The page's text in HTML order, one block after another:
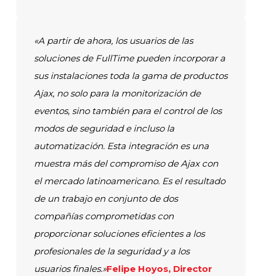
«A partir de ahora, los usuarios de las
soluciones de FullTime pueden incorporar a
sus instalaciones toda la gama de productos
Ajax, no solo para la monitorización de
eventos, sino también para el control de los
modos de seguridad e incluso la
automatización. Esta integración es una
muestra más del compromiso de Ajax con
el mercado latinoamericano. Es el resultado
de un trabajo en conjunto de dos
compañías comprometidas con
proporcionar soluciones eficientes a los
profesionales de la seguridad y a los
usuarios finales.»Felipe Hoyos, Director